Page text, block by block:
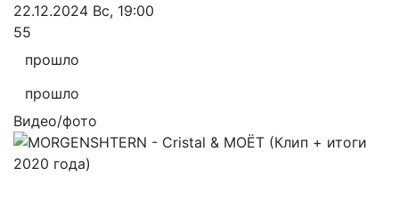
22.12.2024 Вс, 19:00
55
прошло
прошло
Видео/фото